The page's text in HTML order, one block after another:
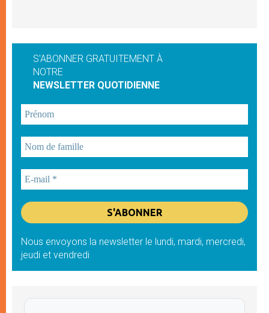
S'ABONNER GRATUITEMENT À
NOTRE
NEWSLETTER QUOTIDIENNE
Nous envoyons la newsletter le lundi, mardi, mercredi,
jeudi et vendredi